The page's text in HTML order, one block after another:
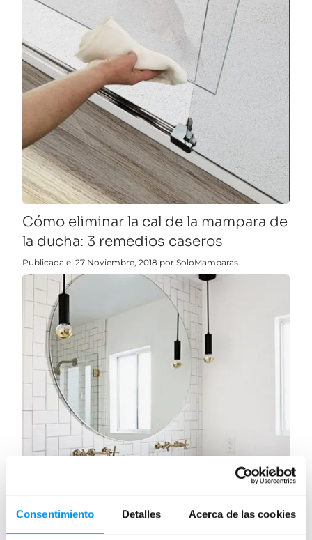
Consentimiento Detalles Acerca de las cookies
Cómo eliminar la cal de la mampara de
la ducha: 3 remedios caseros
Publicada el 27 Noviembre, 2018 por SoloMamparas.